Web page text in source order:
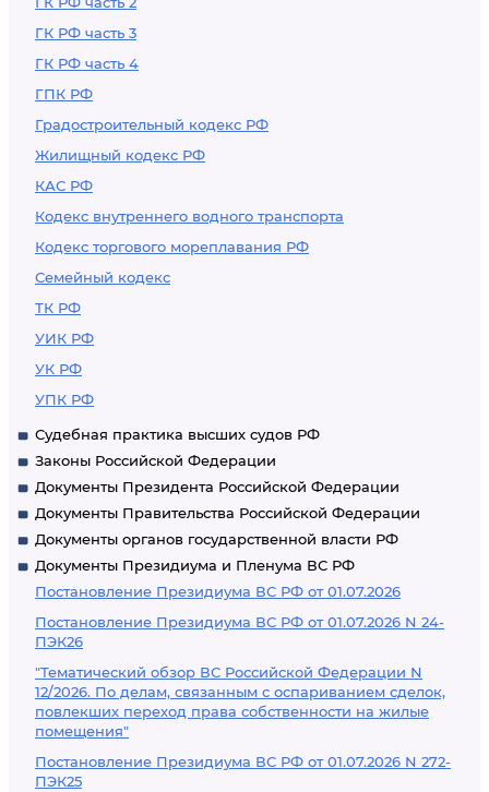
ГК РФ часть 3
ГК РФ часть 4
ГПК РФ
Градостроительный кодекс РФ
Жилищный кодекс РФ
КАС РФ
Кодекс внутреннего водного транспорта
Кодекс торгового мореплавания РФ
Семейный кодекс
ТК РФ
УИК РФ
УК РФ
УПК РФ
Судебная практика высших судов РФ
Законы Российской Федерации
Документы Президента Российской Федерации
Документы Правительства Российской Федерации
Документы органов государственной власти РФ
Документы Президиума и Пленума ВС РФ
Постановление Президиума ВС РФ от 01.07.2026
Постановление Президиума ВС РФ от 01.07.2026 N 24-
ПЭК26
"Тематический обзор ВС Российской Федерации N
12/2026. По делам, связанным с оспариванием сделок,
повлекших переход права собственности на жилые
помещения"
Постановление Президиума ВС РФ от 01.07.2026 N 272-
ПЭК25